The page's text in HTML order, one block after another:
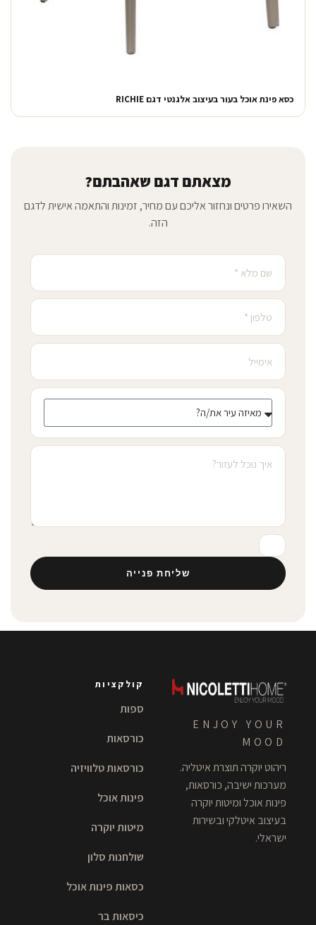
כסא פינת אוכל בעור בעיצוב אלגנטי דגם RICHIE
מצאתם דגם שאהבתם?
השאירו פרטים ונחזור אליכם עם מחיר, זמינות והתאמה אישית לדגם
הזה.
שליחת פנייה
ENJOY YOUR
MOOD
ריהוט יוקרה תוצרת איטליה.
מערכות ישיבה, כורסאות,
פינות אוכל ומיטות יוקרה
בעיצוב איטלקי ובשירות
ישראלי.
קולקציות
ספות
כורסאות
כורסאות טלוויזיה
פינות אוכל
מיטות יוקרה
שולחנות סלון
כסאות פינות אוכל
כיסאות בר